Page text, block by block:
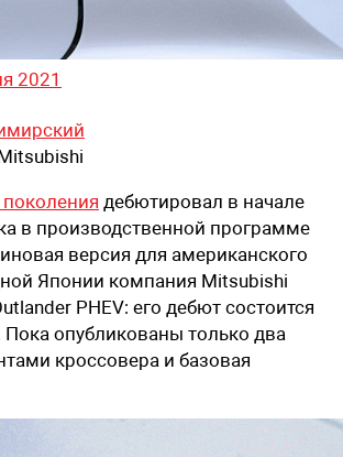
2021
дебютировал в начале
в производственной программе
версия для американского
Японии компания Mitsubishi
PHEV: его дебют состоится
опубликованы только два
кроссовера и базовая